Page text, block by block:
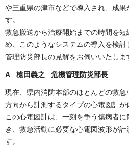
や三重県の津市などで導入され、成果
す。
救急搬送から治療開始までの時間を
め、このようなシステムの導入を検
管理防災部長の見解をお伺いいたしま
A 槍田義之 危機管理防災部長
現在、県内消防本部のほとんどの救
方向から計測するタイプの心電図計が
この心電図計は、一刻を争う傷病者
き、救急活動に必要な心電図波形が
す。